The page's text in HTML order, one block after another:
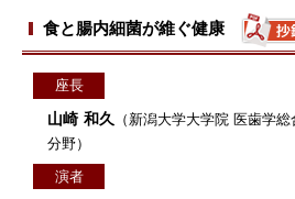
食と腸内細菌が維ぐ健康
座長
山崎 和久
（新潟大学大学院 医歯学
分野）
演者